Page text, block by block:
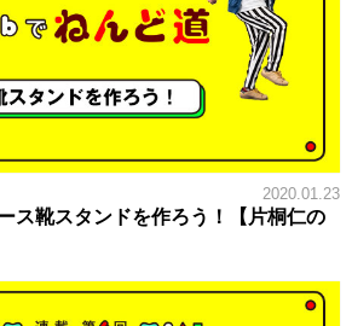
2020.01.23
ス靴スタンドを作ろう！【片桐仁の